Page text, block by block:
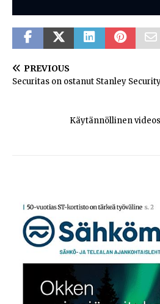
PREVIOUS
Securitas on ostanut Stanley
Käytännöllinen